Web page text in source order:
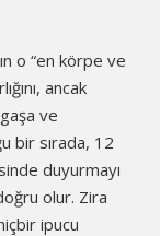
o “en körpe ve
ancak
ve
bir sırada, 12
duyurmayı
olur. Zira
ipucu